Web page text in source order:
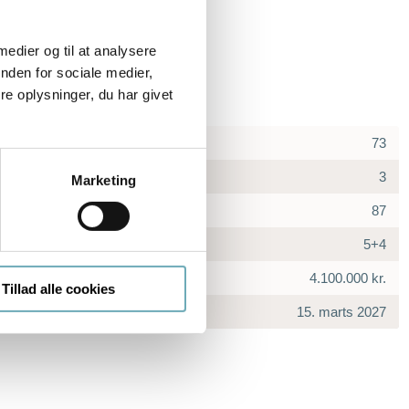
og til at analysere
for sociale medier,
oplysninger, du har givet
Marketing
Tillad alle cookies
73
3
87
5+4
4.100.000 kr.
15. marts 2027